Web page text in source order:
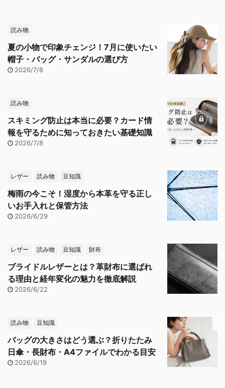
読み物
夏の小物で印象チェンジ！7月に使いたい
帽子・バッグ・サンダルの選び方
2026/7/8
読み物
スキミング防止は本当に必要？カード情
報を守るために知っておきたい基礎知識
2026/7/8
レザー 読み物 豆知識
梅雨の今こそ！湿度から本革を守る正し
いお手入れと保管方法
2026/6/29
レザー 読み物 豆知識 財布
ブライドルレザーとは？革財布に選ばれ
る理由と経年変化の魅力を徹底解説
2026/6/22
読み物 豆知識
バッグの大きさはどう選ぶ？折りたたみ
日傘・長財布・A4ファイルでわかる目安
2026/6/19